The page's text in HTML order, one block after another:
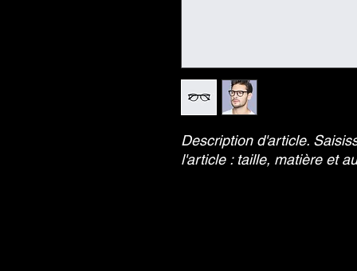
Description d'article.
l'article : taille, matière et